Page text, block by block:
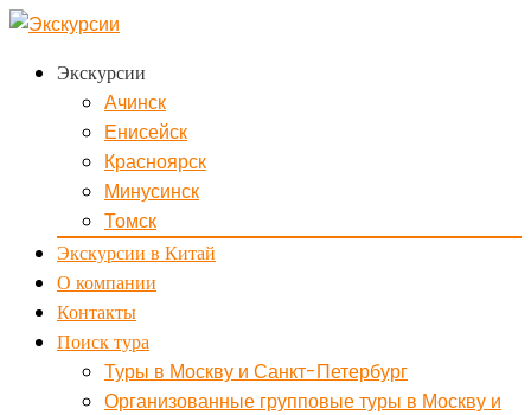
Экскурсии
Ачинск
Енисейск
Красноярск
Минусинск
Томск
Экскурсии в Китай
О компании
Контакты
Поиск тура
Туры в Москву и Санкт-Петербург
Организованные групповые туры в Москву и